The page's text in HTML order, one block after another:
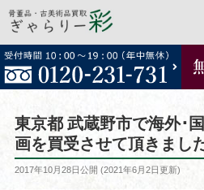
コ
ン
テ
東京都 武蔵野市で海外･
画を買受させて頂きまし
投
2017年10月28日公開 (2021年6月2日更新)